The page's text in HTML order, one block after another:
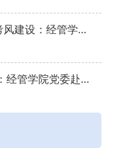
建设：经管学...
经管学院党委赴...